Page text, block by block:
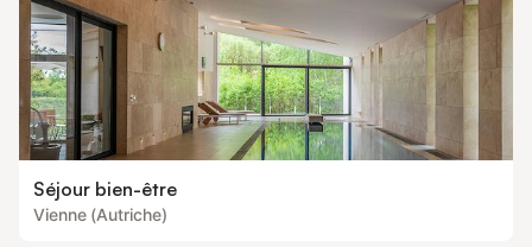
Séjour bien-être
Vienne (Autriche)